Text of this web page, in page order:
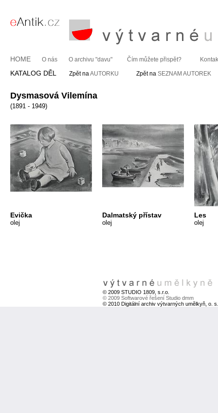
HOME O nás O archivu "davu" Čím můžete přispět?
KATALOG DĚL Zpět naAUTORKU Zpět na SEZNAM AUTOREK
Dysmasová Vilemína
(1891 - 1949)
Evička
olej
Dalmatský přístav
olej
Les
olej
© 2009 STUDIO 1809, s.r.o.
© 2009 Softwarové řešení Studio dmm
© 2010 Digitální archiv výtvarných umělkyň, o. s.